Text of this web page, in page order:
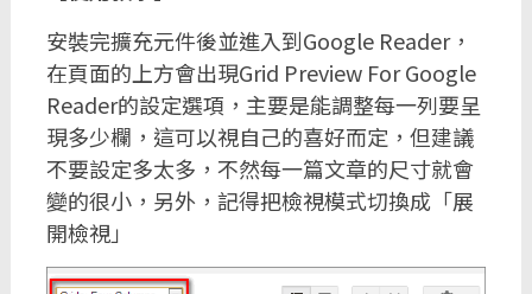
安裝完擴充元件後並進入到Google Reader，
在頁面的上方會出現Grid Preview For Google
Reader的設定選項，主要是能調整每一列要呈
現多少欄，這可以視自己的喜好而定，但建議
不要設定多太多，不然每一篇文章的尺寸就會
變的很小，另外，記得把檢視模式切換成「展
開檢視」